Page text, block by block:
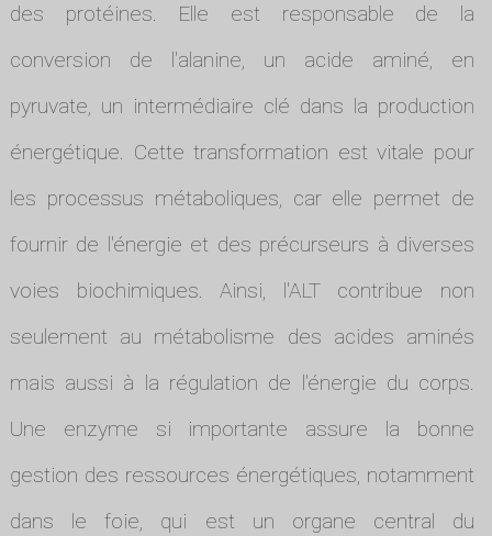
des protéines. Elle est responsable de la
conversion de l'alanine, un acide aminé, en
pyruvate, un intermédiaire clé dans la production
énergétique. Cette transformation est vitale pour
les processus métaboliques, car elle permet de
fournir de l'énergie et des précurseurs à diverses
voies biochimiques. Ainsi, l'ALT contribue non
seulement au métabolisme des acides aminés
mais aussi à la régulation de l'énergie du corps.
Une enzyme si importante assure la bonne
gestion des ressources énergétiques, notamment
dans le foie, qui est un organe central du